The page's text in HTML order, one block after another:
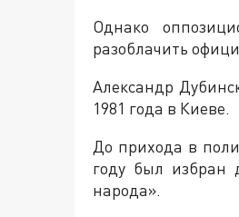
Однако
разоблачить
Александр
1981 года в Киеве.
До прихода в
году был избран
народа».